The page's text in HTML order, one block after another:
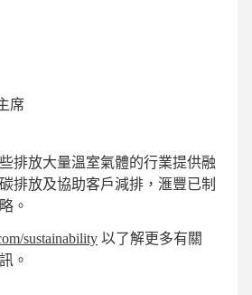
席
排放大量溫室氣體的行業提供融
排放及協助客戶減排，滙豐已制
。
sustainability 以了解更多有關
。